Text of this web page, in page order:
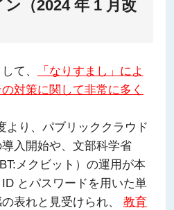
（2024 年 1 月改
て、
「なりすまし」によ
対策に関して非常に多く
より、パブリッククラウド
入開始や、文部科学省
メクビット）の運用が本
とパスワードを用いた単
表れと見受けられ、 教育